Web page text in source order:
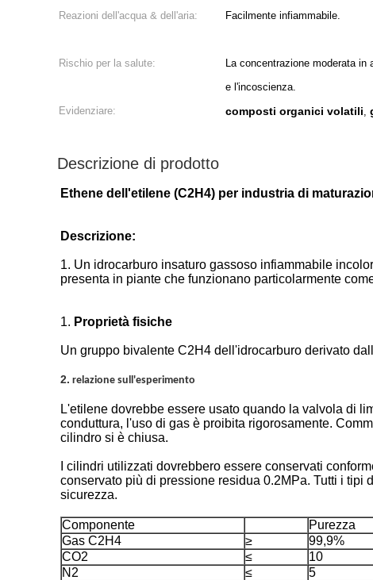
Reazioni dell'acqua & dell'aria:
Facilmente infiammabile.
Rischio per la salute:
La concentrazione moderata
e l'incoscienza.
Evidenziare: composti organici volatili,
Descrizione di prodotto
Ethene dell'etilene (C2H4) per industria di
Descrizione:
1. Un idrocarburo insaturo gassoso infiammabile
presenta in piante che funzionano particolarmente
1. Proprietà fisiche
Un gruppo bivalente C2H4 dell'idrocarburo derivato
2. relazione sull'esperimento
L'etilene dovrebbe essere usato quando la valvola di
conduttura, l'uso di gas è proibita rigorosamente.
cilindro si è chiusa.
I cilindri utilizzati dovrebbero essere conservati
conservato più di pressione residua 0.2MPa. Tutti i
sicurezza.
Componente Purezza
Gas C2H4
≥ 99,9%
CO2
≤ 10
N2
≤ 5